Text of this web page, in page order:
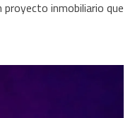
proyecto inmobiliario que